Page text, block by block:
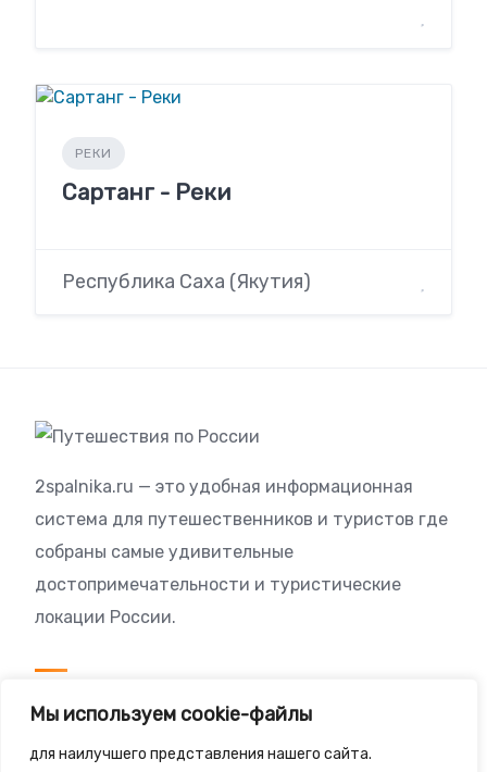
Мы используем cookie-файлы
для наилучшего представления нашего сайта.
РЕКИ
Сартанг - Реки
Республика Саха (Якутия)
2spalnika.ru — это удобная информационная
система для путешественников и туристов где
собраны самые удивительные
достопримечательности и туристические
локации России.